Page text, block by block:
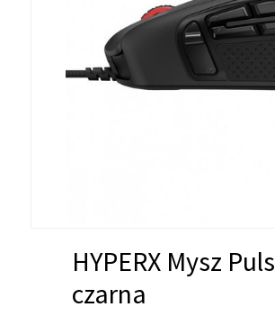
HYPERX Mysz
czarna